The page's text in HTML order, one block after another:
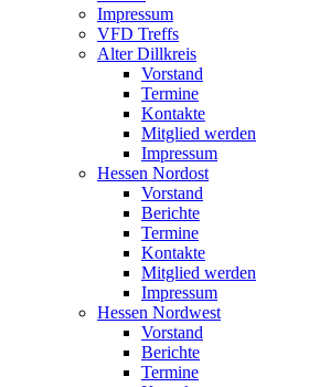
Impressum
VFD Treffs
Alter Dillkreis
Vorstand
Termine
Kontakte
Mitglied werden
Impressum
Hessen Nordost
Vorstand
Berichte
Termine
Kontakte
Mitglied werden
Impressum
Hessen Nordwest
Vorstand
Berichte
Termine